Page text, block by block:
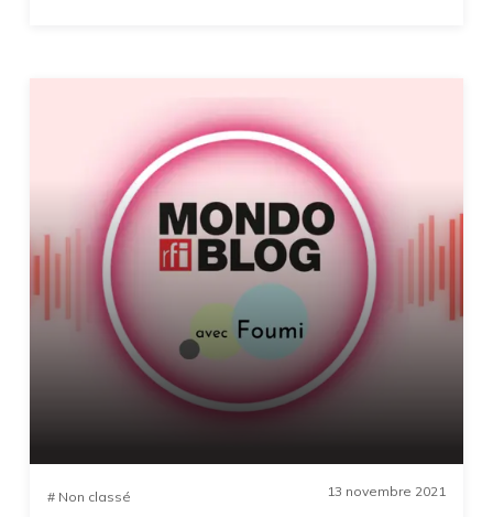
# Non classé 13 novembre 2021